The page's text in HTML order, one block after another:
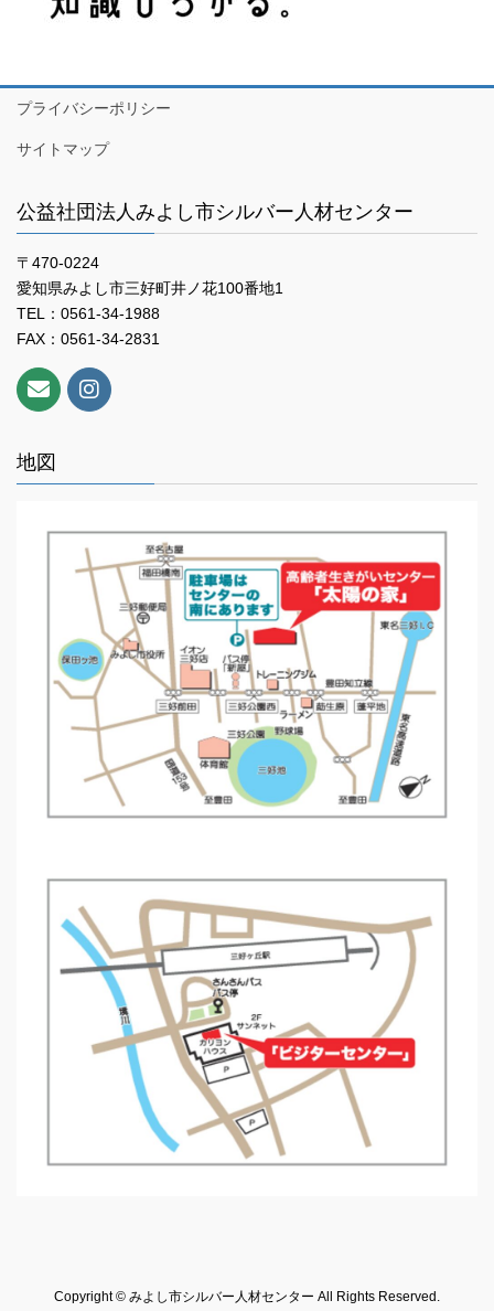
プライバシーポリシー
サイトマップ
公益社団法人みよし市シルバー人材センター
〒470-0224
愛知県みよし市三好町井ノ花100番地1
TEL：0561-34-1988
FAX：0561-34-2831
地図
Copyright © みよし市シルバー人材センター All Rights Reserved.